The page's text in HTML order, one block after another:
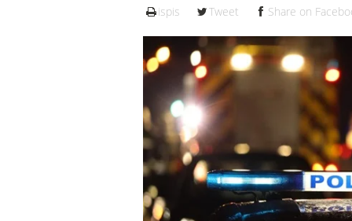
ispis Tweet Share on